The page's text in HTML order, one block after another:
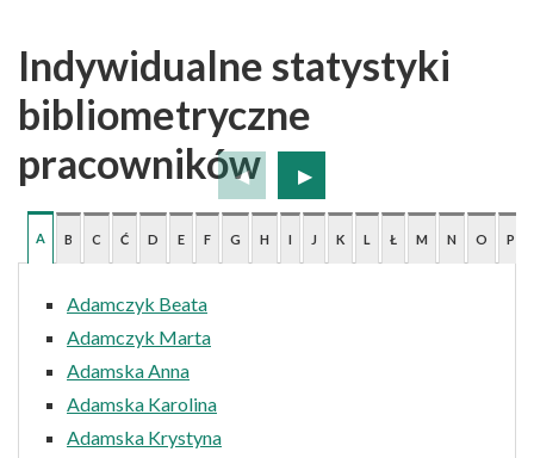
Indywidualne statystyki
bibliometryczne
pracowników
A B C Ć D E F G H I J K L Ł M N O P
Adamczyk Beata
Adamczyk Marta
Adamska Anna
Adamska Karolina
Adamska Krystyna